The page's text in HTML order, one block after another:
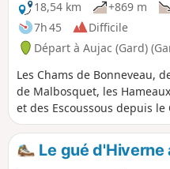
18,54 km
+869 m
7h 45
Difficile
Départ à Aujac (Gard)
Les Chams de Bonneveau,
de Malbosquet, les
et des Escoussous depuis le
belles vues sur les
Ventoux, le Massif du
proche, la Plaine de Berrias.
Le gué